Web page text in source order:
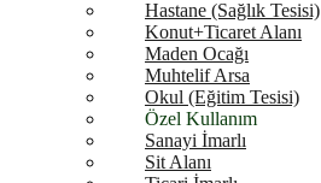
Hastane (Sağlık Tesisi)
Konut+Ticaret Alanı
Maden Ocağı
Muhtelif Arsa
Okul (Eğitim Tesisi)
Özel Kullanım
Sanayi İmarlı
Sit Alanı